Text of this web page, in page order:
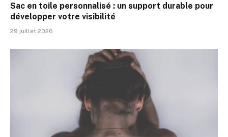
Sac en toile personnalisé : un support durable pour
développer votre visibilité
29 juillet 2026